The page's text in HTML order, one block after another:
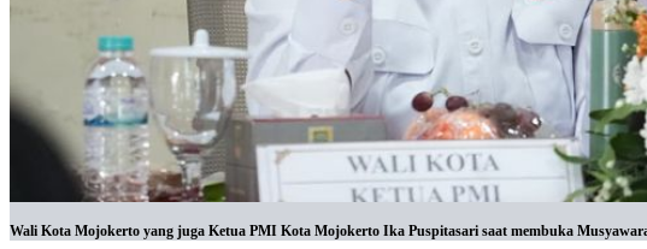
Wali Kota Mojokerto yang juga Ketua PMI Kota Mojokerto Ika Puspitasari saat membuka